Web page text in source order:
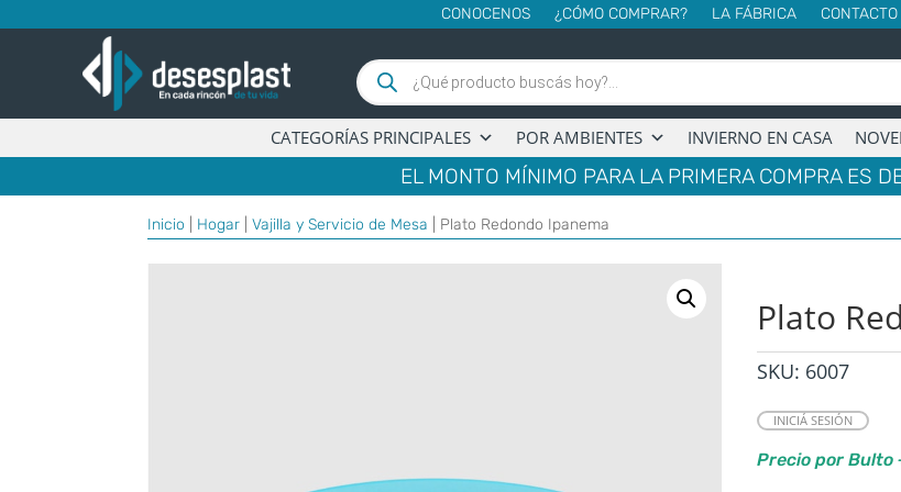
CONOCENOS ¿CÓMO COMPRAR? LA FÁBRICA CONTACTO
Búsqueda
de
productos
CATEGORÍAS PRINCIPALES POR AMBIENTES INVIERNO EN CASA
EL MONTO MÍNIMO PARA LA PRIMERA COMPRA ES
Inicio Hogar |Vajilla y Servicio de Mesa | Plato Redondo Ipanema
Plato
SKU: 6007
INICIÁ SESIÓN
Precio por Bulto